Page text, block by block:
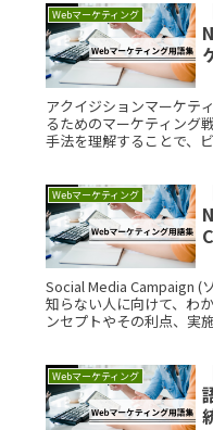
Webマーケティング
アクイジションマーケテ
るためのマーケティング
手法を理解することで、
Webマーケティング
Social Media Campaign (
知らない人に向けて、わ
ンセプトやその利点、実
Webマーケティング